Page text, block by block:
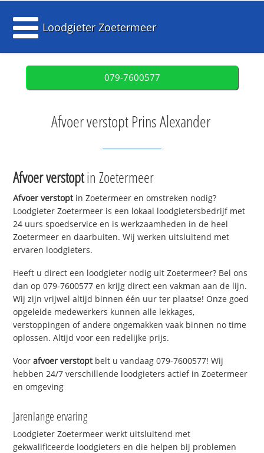
Loodgieter Zoetermeer
079-7600577
Afvoer verstopt Prins Alexander
Afvoer verstoptin Zoetermeer
Afvoer verstoptin Zoetermeer en omstreken nodig?
Loodgieter Zoetermeer is een lokaal loodgietersbedrijf met
24 uurs spoedservice en is werkzaamheden in de heel
Zoetermeer en daarbuiten. Wij werken uitsluitend met
ervaren loodgieters.
Heeft u direct een loodgieter nodig uit Zoetermeer? Bel ons
dan op 079-7600577 en krijg direct een vakman aan de lijn.
Wij zijn vrijwel altijd binnen één uur ter plaatse! Onze goed
opgeleide medewerkers kunnen alle lekkages,
verstoppingen of andere ongemakken vaak binnen no time
oplossen. Altijd voor een redelijke prijs.
Voorafvoer verstoptbelt u vandaag 079-7600577! Wij
hebben 24/7 verschillende loodgieters actief in Zoetermeer
en omgeving
Jarenlange ervaring
Loodgieter Zoetermeer werkt uitsluitend met
gekwalificeerde loodgieters en die helpen bij problemen